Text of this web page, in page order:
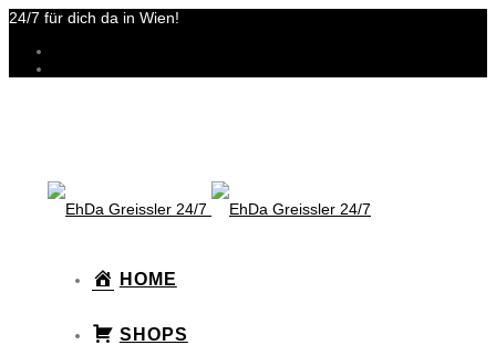
24/7 für dich da in Wien!
HOME
SHOPS